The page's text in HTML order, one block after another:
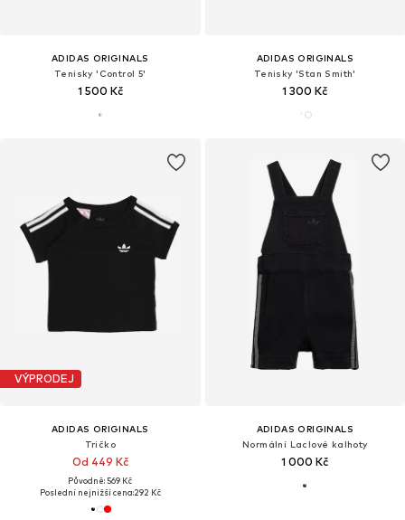
ADIDAS ORIGINALS
Tenisky 'Control 5'
1 500 Kč
ADIDAS ORIGINALS
Tenisky 'Stan Smith'
1 300 Kč
VÝPRODEJ
ADIDAS ORIGINALS
Tričko
Od 449 Kč
Původně: 569 Kč
Poslední nejnižší cena:292 Kč
ADIDAS ORIGINALS
Normální Laclové kalhoty
1 000 Kč